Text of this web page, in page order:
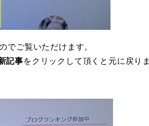
でご覧いただけます。
記事をクリックして頂くと元に戻りま